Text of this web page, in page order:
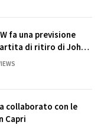
fa una previsione
di ritiro di John
collaborato con le
Capri